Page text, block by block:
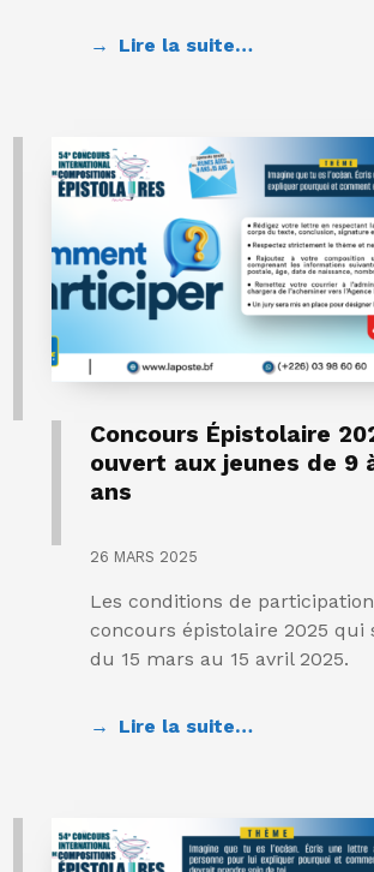
Lire la suite…
Concours Épistolaire
ouvert aux jeunes de 9
ans
26 MARS 2025
Les conditions de
concours épistolaire 2025 qui
du 15 mars au 15 avril 2025.
Lire la suite…